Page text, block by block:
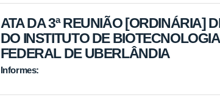
ATA DA 3ª REUNIÃO [ORDINÁRIA]
DO INSTITUTO DE
FEDERAL DE UBERLÂNDIA
Informes: